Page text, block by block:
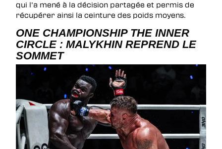
qui l’a mené à la décision partagée et permis de
récupérer ainsi la ceinture des poids moyens.
ONE CHAMPIONSHIP THE INNER
CIRCLE : MALYKHIN REPREND LE
SOMMET